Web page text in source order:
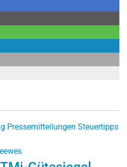
Pressemitteilungen Steuertipps